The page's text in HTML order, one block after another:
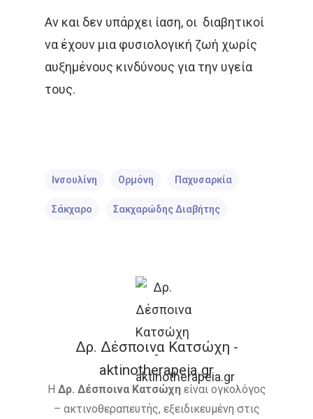
Αν και δεν υπάρχει ίαση, οι διαβητικοί
να έχουν μια φυσιολογική ζωή χωρίς
αυξημένους κινδύνους για την υγεία
τους.
Ινσουλίνη Ορμόνη Παχυσαρκία
Σάκχαρο Σακχαρώδης Διαβήτης
Δρ. Δέσποινα Κατσώχη -
aktinotherapeia.gr
Η Δρ. Δέσποινα Κατσώχηείναι ογκολόγος
– ακτινοθεραπευτής, εξειδικευμένη στις